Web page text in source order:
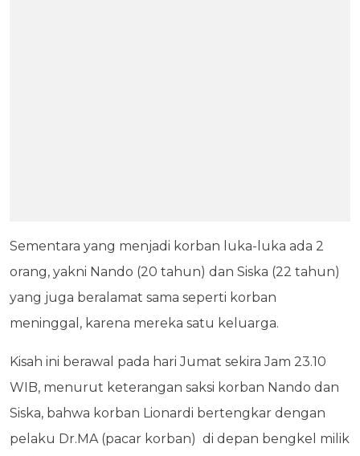
Sementara yang menjadi korban luka-luka ada 2
orang, yakni Nando (20 tahun) dan Siska (22 tahun)
yang juga beralamat sama seperti korban
meninggal, karena mereka satu keluarga.
Kisah ini berawal pada hari Jumat sekira Jam 23.10
WIB, menurut keterangan saksi korban Nando dan
Siska, bahwa korban Lionardi bertengkar dengan
pelaku Dr.MA (pacar korban) di depan bengkel milik